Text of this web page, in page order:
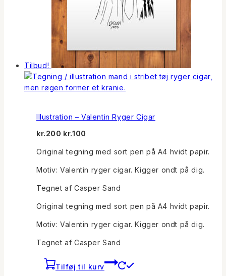
Tilbud!
Illustration – Valentin Ryger Cigar
kr.200 Den
pris
var:
kr.100
pris
Original tegning med sort pen på A4 hvidt papir.
Motiv: Valentin ryger cigar. Kigger ondt på dig.
Tegnet af Casper Sand
Original tegning med sort pen på A4 hvidt papir.
Motiv: Valentin ryger cigar. Kigger ondt på dig.
Tegnet af Casper Sand
Tilføj til kurv